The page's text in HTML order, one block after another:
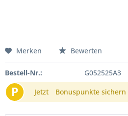
Merken Bewerten
Bestell-Nr.: G052525A3
P Jetzt Bonuspunkte sichern